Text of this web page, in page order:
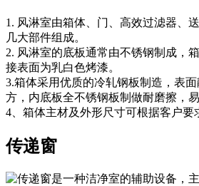
1. 风淋室由箱体、门、高效过滤器、
几大部件组成。
2. 风淋室的底板通常由不锈钢制成，
接表面为乳白色烤漆。
3.箱体采用优质的冷轧钢板制造，表
方，内底板全不锈钢板制做耐磨擦，易
4、箱体主材及外形尺寸可根据客户要
传递窗